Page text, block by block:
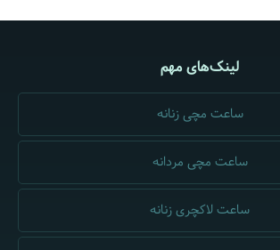
لینک‌های مهم
ساعت مچی زنانه
ساعت مچی مردانه
ساعت لاکچری زنانه